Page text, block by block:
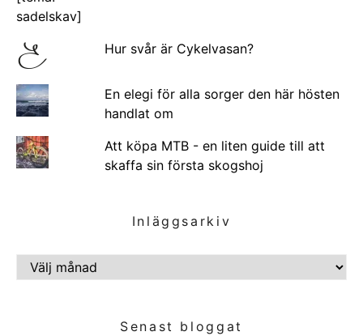
Hur svår är Cykelvasan?
En elegi för alla sorger den här hösten
handlat om
Att köpa MTB - en liten guide till att
skaffa sin första skogshoj
Inläggsarkiv
INLÄGGSARKIV
Senast bloggat